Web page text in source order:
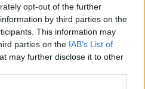
opt-out of the further
by third parties on the
This information may
parties on the IAB’s List of
may further disclose it to other
wśród krytyków,
Allan Poe zmarł 7
w szpitalu w Baltimore w